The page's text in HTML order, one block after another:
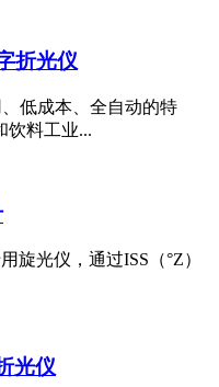
折光仪
低成本、全自动的特
饮料工业...
旋光仪，通过ISS（°Z）
光仪